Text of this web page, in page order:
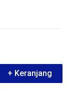
+ Keranjang